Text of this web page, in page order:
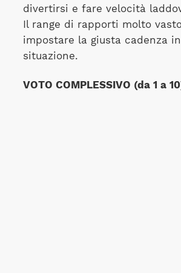
divertirsi e fare velocità
Il range di rapporti molto
impostare la giusta cadenza
situazione.
VOTO COMPLESSIVO (da 1 a